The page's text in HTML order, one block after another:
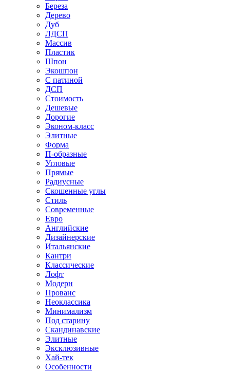
Береза
Дерево
Дуб
ЛДСП
Массив
Пластик
Шпон
Экошпон
С патиной
ДСП
Стоимость
Дешевые
Дорогие
Эконом-класс
Элитные
Форма
П-образные
Угловые
Прямые
Радиусные
Скошенные углы
Стиль
Современные
Евро
Английские
Дизайнерские
Итальянские
Кантри
Классические
Лофт
Модерн
Прованс
Неоклассика
Минимализм
Под старину
Скандинавские
Элитные
Эксклюзивные
Хай-тек
Особенности